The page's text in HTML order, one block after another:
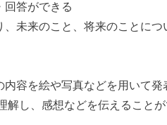
回答ができる
未来のこと、将来のことに
容を絵や写真などを用いて発
解し、感想などを伝えることが